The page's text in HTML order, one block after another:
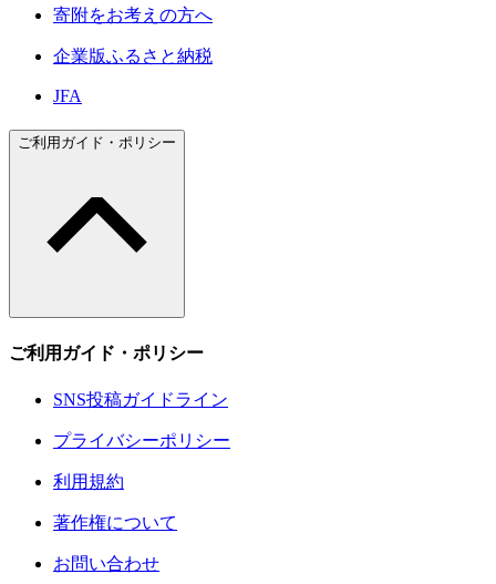
寄附をお考えの方へ
企業版ふるさと納税
JFA
ご利用ガイド・ポリシー
ご利用ガイド・ポリシー
SNS投稿ガイドライン
プライバシーポリシー
利用規約
著作権について
お問い合わせ